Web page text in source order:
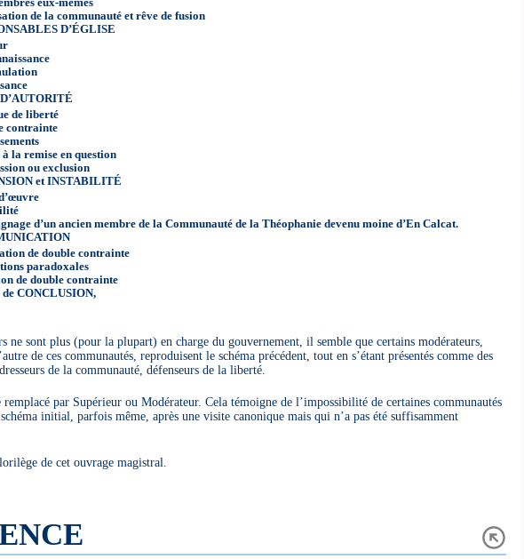
de la communauté et rêve de fusion
D’ÉGLISE
de liberté
contrainte
la remise en question
ou exclusion
et INSTABILITÉ
d’un ancien membre de la Communauté de la Théophanie devenu moine d’En Calcat.
de double contrainte
paradoxales
de double contrainte
de CONCLUSION,
ne sont plus (pour la plupart) en charge du gouvernement, il semble que certains modérateurs,
de ces communautés, reproduisent le schéma précédent, tout en s’étant présentés comme des
de la communauté, défenseurs de la liberté.
remplacé par Supérieur ou Modérateur. Cela témoigne de l’impossibilité de certaines communautés
initial, parfois même, après une visite canonique mais qui n’a pas été suffisamment
de cet ouvrage magistral.